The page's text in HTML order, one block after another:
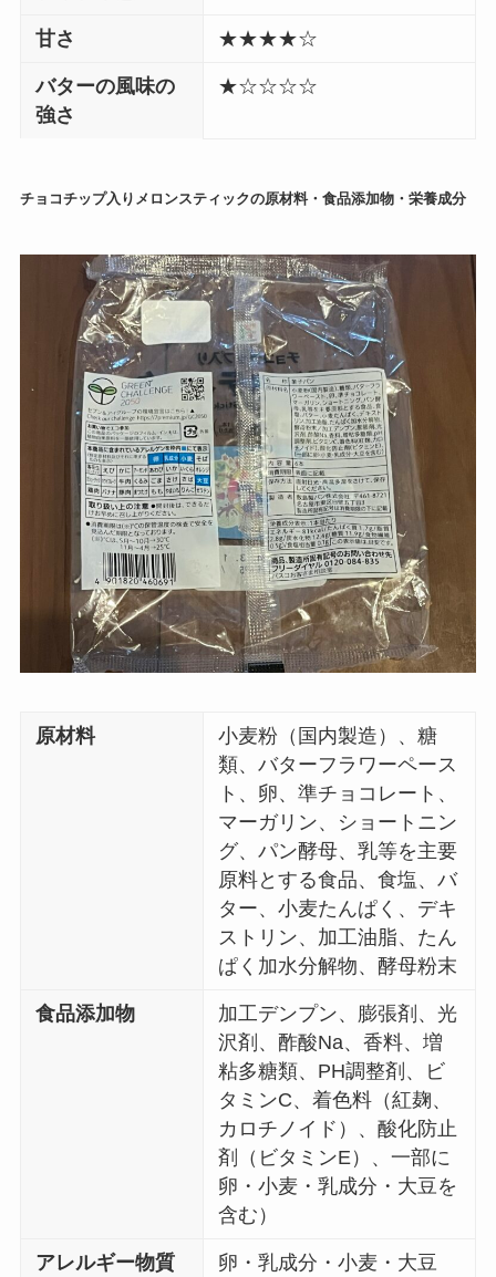
甘さ ★★★★☆
バターの風味の
強さ
★☆☆☆☆
チョコチップ入りメロンスティックの原材料・食品添加物・栄養成分
原材料
小麦粉（国内製造）、糖
類、バターフラワーペース
ト、卵、準チョコレート、
マーガリン、ショートニン
グ、パン酵母、乳等を主要
原料とする食品、食塩、バ
ター、小麦たんぱく、デキ
ストリン、加工油脂、たん
ぱく加水分解物、酵母粉末
食品添加物
加工デンプン、膨張剤、光
沢剤、酢酸Na、香料、増
粘多糖類、PH調整剤、ビ
タミンC、着色料（紅麹、
カロチノイド）、酸化防止
剤（ビタミンE）、一部に
卵・小麦・乳成分・大豆を
含む）
アレルギー物質 卵・乳成分・小麦・大豆